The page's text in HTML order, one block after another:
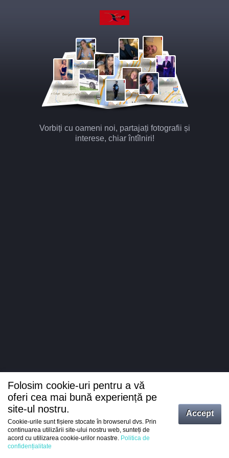
Vorbiți cu oameni noi, partajați fotografii și
interese, chiar întîlniri!
Intrați
Folosim cookie-uri pentru a vă
oferi cea mai bună experiență pe
site-ul nostru.
Cookie-urile sunt fișiere stocate în browserul dvs. Prin
continuarea utilizării site-ului nostru web, sunteți de
acord cu utilizarea cookie-urilor noastre. Politica de
confidențialitate
Accept